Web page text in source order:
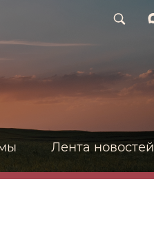
Лента новостей